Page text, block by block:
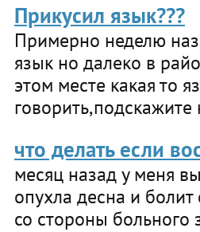
Прикусил язык???
Примерно неделю
язык но далеко в
этом месте какая то
говорить,подскажите
что делать если
месяц назад у меня
опухла десна и
со стороны больного